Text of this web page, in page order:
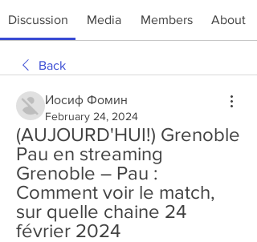
Discussion Media Members About
Back
Иосиф Фомин
February 24, 2024
(AUJOURD'HUI!) Grenoble
Pau en streaming
Grenoble – Pau :
Comment voir le match,
sur quelle chaine 24
février 2024